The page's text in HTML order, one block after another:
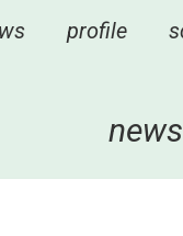
profile
news